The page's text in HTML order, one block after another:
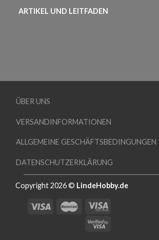
ARTIKEL UND LEITFADEN
ÜBER UNS
VERSANDINFORMATIONEN
ALLGEMEINE GESCHÄFTSBEDINGUNGEN
DATENSCHUTZERKLÄRUNG
Copyright 2026 © LindeHobby.de